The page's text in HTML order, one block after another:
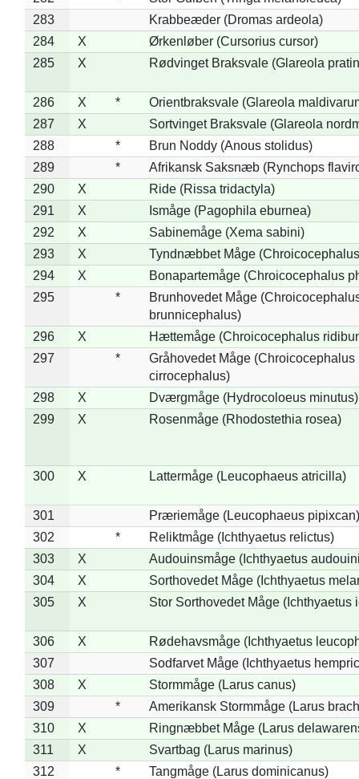
283
Krabbeæder (Dromas ardeola)
284
X
Ørkenløber (Cursorius cursor)
285
X Rødvinget Braksvale (Glareola
286 X *
Orientbraksvale (Glareola
287
X
Sortvinget Braksvale (Glareola
288
*
Brun Noddy (Anous stolidus)
289
*
Afrikansk Saksnæb (Rynchops
290
X
Ride (Rissa tridactyla)
291
X
Ismåge (Pagophila eburnea)
292
X
Sabinemåge (Xema sabini)
293
X
Tyndnæbbet Måge
294
X
Bonapartemåge (Chroicocephalus
295
*
Brunhovedet Måge
brunnicephalus)
296
X
Hættemåge (Chroicocephalus
297
*
Gråhovedet Måge (Chroicocephalus
cirrocephalus)
298
X
Dværgmåge (Hydrocoloeus minutus)
299
X Rosenmåge (Rhodostethia rosea)
300 X Lattermåge (Leucophaeus atricilla)
301
Præriemåge (Leucophaeus pipixcan)
302
*
Reliktmåge (Ichthyaetus relictus)
303
X
Audouinsmåge (Ichthyaetus
304
X
Sorthovedet Måge (Ichthyaetus
305
X Stor Sorthovedet Måge (Ichthyaetus
306 X
Rødehavsmåge (Ichthyaetus
307
Sodfarvet Måge (Ichthyaetus
308
X
Stormmåge (Larus canus)
309
*
Amerikansk Stormmåge (Larus
310
X
Ringnæbbet Måge (Larus
311
X
Svartbag (Larus marinus)
312
*
Tangmåge (Larus dominicanus)